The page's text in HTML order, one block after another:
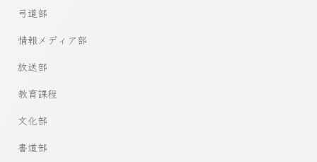
弓道部
情報メディア部
放送部
教育課程
文化部
書道部